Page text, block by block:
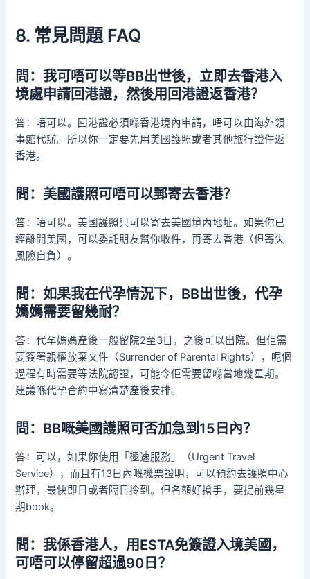
8. 常見問題 FAQ
問：我可唔可以等BB出世後，立即去香港入
境處申請回港證，然後用回港證返香港？
答：唔可以。回港證必須喺香港境內申請，唔可以由海外領
事館代辦。所以你一定要先用美國護照或者其他旅行證件返
香港。
問：美國護照可唔可以郵寄去香港？
答：唔可以。美國護照只可以寄去美國境內地址。如果你已
經離開美國，可以委託朋友幫你收件，再寄去香港（但寄失
風險自負）。
問：如果我在代孕情況下，BB出世後，代孕
媽媽需要留幾耐？
答：代孕媽媽產後一般留院2至3日，之後可以出院。但佢需
要簽署親權放棄文件（Surrender of Parental Rights），呢個
過程有時需要等法院認證，可能令佢需要留喺當地幾星期。
建議喺代孕合約中寫清楚產後安排。
問：BB嘅美國護照可否加急到15日內？
答：可以，如果你使用「極速服務」（Urgent Travel
Service），而且有13日內嘅機票證明，可以預約去護照中心
辦理，最快即日或者隔日拎到。但名額好搶手，要提前幾星
期book。
問：我係香港人，用ESTA免簽證入境美國，
可唔可以停留超過90日？